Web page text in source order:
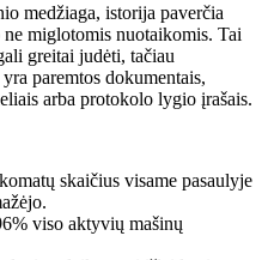
medžiaga, istorija paverčia
miglotomis nuotaikomis. Tai
greitai judėti, tačiau
paremtos dokumentais,
arba protokolo lygio įrašais.
skaičius visame pasaulyje
viso aktyvių mašinų